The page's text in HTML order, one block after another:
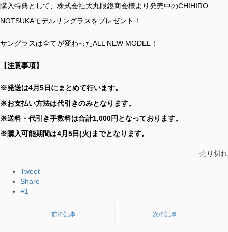
購入特典として、株式会社大丸眼鏡商会様より発売中のCHIHIRO
NOTSUKAモデルサングラスをプレゼント！
サングラスは全てが変わったALL NEW MODEL！
【注意事項】
※発送は4月5日にまとめて行います。
※お支払い方法は代引きのみとなります。
※送料・代引き手数料は合計1,000円となっております。
※購入可能期間は4月5日(火)までとなります。
売り切れ
Tweet
Share
+1
前の記事 次の記事